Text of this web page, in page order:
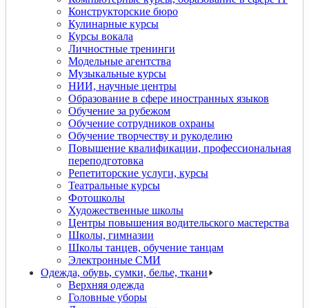
Конструкторские бюро
Кулинарные курсы
Курсы вокала
Личностные тренинги
Модельные агентства
Музыкальные курсы
НИИ, научные центры
Образование в сфере иностранных языков
Обучение за рубежом
Обучение сотрудников охраны
Обучение творчеству и рукоделию
Повышение квалификации, профессиональная
переподготовка
Репетиторские услуги, курсы
Театральные курсы
Фотошколы
Художественные школы
Центры повышения водительского мастерства
Школы, гимназии
Школы танцев, обучение танцам
Электронные СМИ
Одежда, обувь, сумки, белье, ткани
Верхняя одежда
Головные уборы